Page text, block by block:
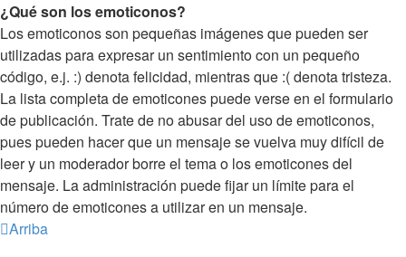
¿Qué son los emoticonos?
Los emoticonos son pequeñas imágenes que pueden ser
utilizadas para expresar un sentimiento con un pequeño
código, e.j. :) denota felicidad, mientras que :( denota tristeza.
La lista completa de emoticones puede verse en el formulario
de publicación. Trate de no abusar del uso de emoticonos,
pues pueden hacer que un mensaje se vuelva muy difícil de
leer y un moderador borre el tema o los emoticones del
mensaje. La administración puede fijar un límite para el
número de emoticones a utilizar en un mensaje.
Arriba